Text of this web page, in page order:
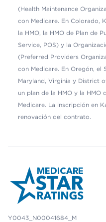
(Health Maintenance
con Medicare. En Colorado,
la HMO, la HMO de Plan de
Service, POS) y la
(Preferred Providers
con Medicare. En Oregón, el
Maryland, Virginia y District
un plan de la HMO y la
Medicare. La inscripción en
renovación del contrato.
Y0043_N00041684_M